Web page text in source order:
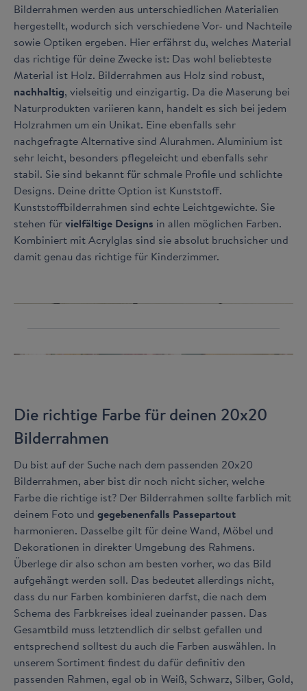
Bilderrahmen werden aus unterschiedlichen Materialien
hergestellt, wodurch sich verschiedene Vor- und Nachteile
sowie Optiken ergeben. Hier erfährst du, welches Material
das richtige für deine Zwecke ist: Das wohl beliebteste
Material ist Holz. Bilderrahmen aus Holz sind robust,
nachhaltig, vielseitig und einzigartig. Da die Maserung bei
Naturprodukten variieren kann, handelt es sich bei jedem
Holzrahmen um ein Unikat. Eine ebenfalls sehr
nachgefragte Alternative sind Alurahmen. Aluminium ist
sehr leicht, besonders pflegeleicht und ebenfalls sehr
stabil. Sie sind bekannt für schmale Profile und schlichte
Designs. Deine dritte Option ist Kunststoff.
Kunststoffbilderrahmen sind echte Leichtgewichte. Sie
stehen fürvielfältige Designs in allen möglichen Farben.
Kombiniert mit Acrylglas sind sie absolut bruchsicher und
damit genau das richtige für Kinderzimmer.
Die richtige Farbe für deinen 20x20
Bilderrahmen
Du bist auf der Suche nach dem passenden 20x20
Bilderrahmen, aber bist dir noch nicht sicher, welche
Farbe die richtige ist? Der Bilderrahmen sollte farblich mit
deinem Foto und gegebenenfalls Passepartout
harmonieren. Dasselbe gilt für deine Wand, Möbel und
Dekorationen in direkter Umgebung des Rahmens.
Überlege dir also schon am besten vorher, wo das Bild
aufgehängt werden soll. Das bedeutet allerdings nicht,
dass du nur Farben kombinieren darfst, die nach dem
Schema des Farbkreises ideal zueinander passen. Das
Gesamtbild muss letztendlich dir selbst gefallen und
entsprechend solltest du auch die Farben auswählen. In
unserem Sortiment findest du dafür definitiv den
passenden Rahmen, egal ob in Weiß, Schwarz, Silber, Gold,